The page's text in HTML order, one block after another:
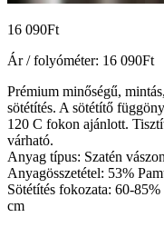
16 090Ft
Ár / folyóméter: 16 090Ft
Prémium minőségű,
sötétítés. A sötétítő
120 C fokon ajánlott.
várható.
Anyag típus: Szatén vászon
Anyagösszetétel: 53%
Sötétítés fokozata: 60-
cm